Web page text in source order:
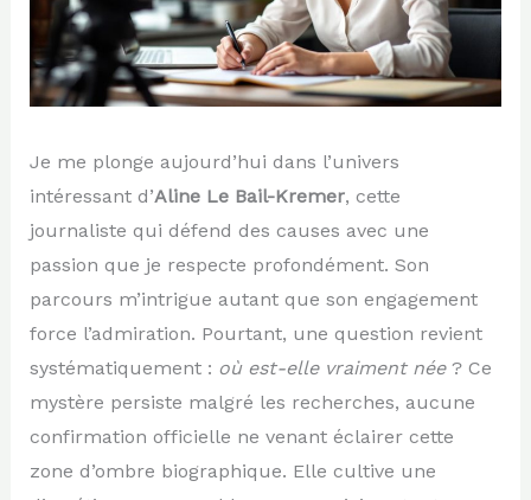
Je me plonge aujourd’hui dans l’univers
intéressant d’Aline Le Bail-Kremer, cette
journaliste qui défend des causes avec une
passion que je respecte profondément. Son
parcours m’intrigue autant que son engagement
force l’admiration. Pourtant, une question revient
systématiquement : où est-elle vraiment née? Ce
mystère persiste malgré les recherches, aucune
confirmation officielle ne venant éclairer cette
zone d’ombre biographique. Elle cultive une